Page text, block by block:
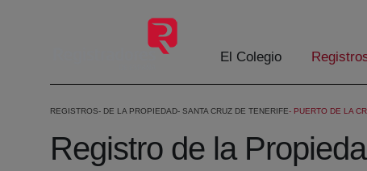
El Colegio
REGISTROS DE LA PROPIEDAD SANTA CRUZ DE TENERIFE PUERTO DE LA
Registro de la